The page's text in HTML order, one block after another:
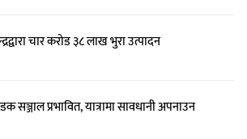
चार करोड ३८ लाख भुरा उत्पादन
सञ्जाल प्रभावित, यात्रामा सावधानी अपनाउन